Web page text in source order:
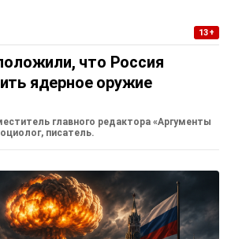
13+
что Россия
ядерное оружие
главного редактора «Аргументы
писатель.